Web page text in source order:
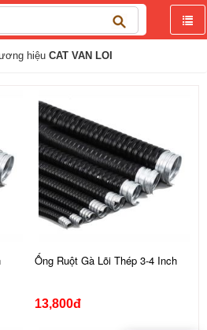
hiệu CAT VAN LOI
Ống Ruột Gà Lõi Thép 3-4 Inch
13,800đ